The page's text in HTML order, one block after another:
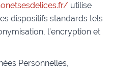
utilise
dispositifs standards tels
l’encryption et
Personnelles,